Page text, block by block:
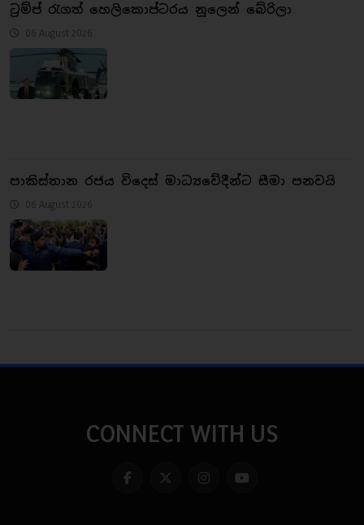
ට්‍රම්ප් රැගත් හෙලිකොප්ටරය නූලෙන් බේරිලා
06 August 2026
පාකිස්තාන රජය විදෙස් මාධ්‍යවේදීන්ට සීමා පනවයි
06 August 2026
CONNECT WITH US